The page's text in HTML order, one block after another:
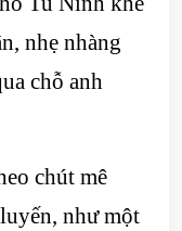
nhẹ nhàng
chỗ anh
chút mê
như một